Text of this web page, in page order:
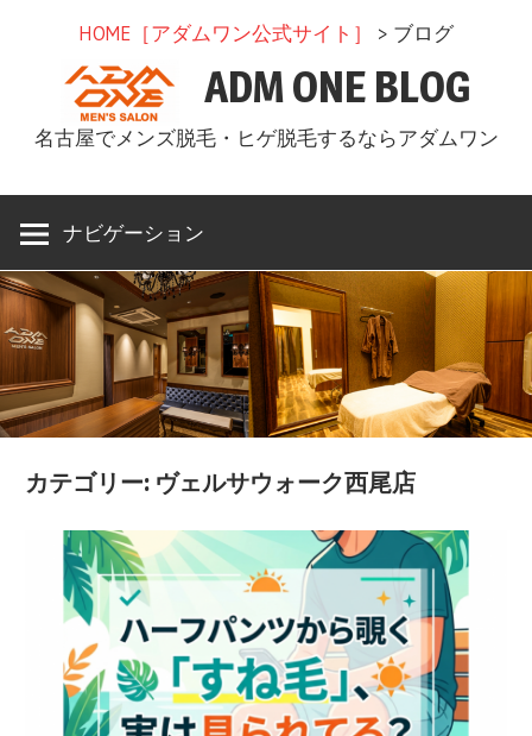
へ
ッ
プ
HOME［アダムワン公式サイト］ > ブログ
ADM ONE BLOG
名古屋でメンズ脱毛・ヒゲ脱毛するならアダムワン
ナビゲーション
カテゴリー: ヴェルサウォーク西尾店